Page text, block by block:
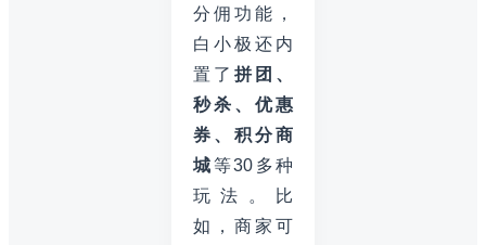
分佣功能，
白小极还内
置了 拼团、
秒杀、优惠
券、积分商
城等30多种
玩法。比
如，商家可